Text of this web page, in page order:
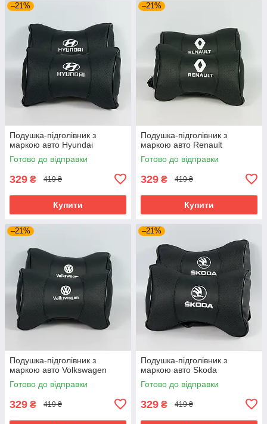
–21%
Подушка-підголівник з
маркою авто Hyundai
Готово до відправки
329 ₴ 419 ₴
Купити
–21%
Подушка-підголівник з
маркою авто Renault
Готово до відправки
329 ₴ 419 ₴
Купити
–21%
Подушка-підголівник з
маркою авто Volkswagen
Готово до відправки
329 ₴ 419 ₴
–21%
Подушка-підголівник з
маркою авто Skoda
Готово до відправки
329 ₴ 419 ₴